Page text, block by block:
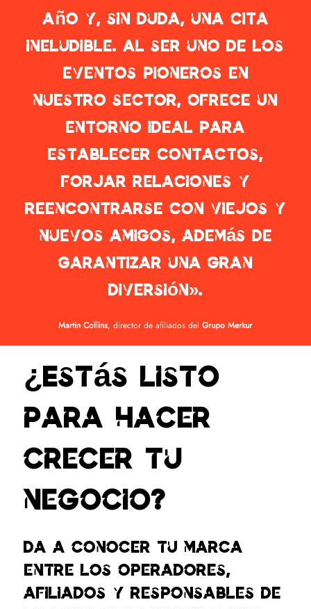
año y, sin duda, una cita
ineludible. Al ser uno de los
eventos pioneros en
nuestro sector, ofrece un
entorno ideal para
establecer contactos,
forjar relaciones y
reencontrarse con viejos y
nuevos amigos, además de
garantizar una gran
diversión».
Martin Collins, director de afiliados delGrupo Merkur
¿Estás listo
para hacer
crecer tu
negocio?
Da a conocer tu marca
entre los operadores,
afiliados y responsables de